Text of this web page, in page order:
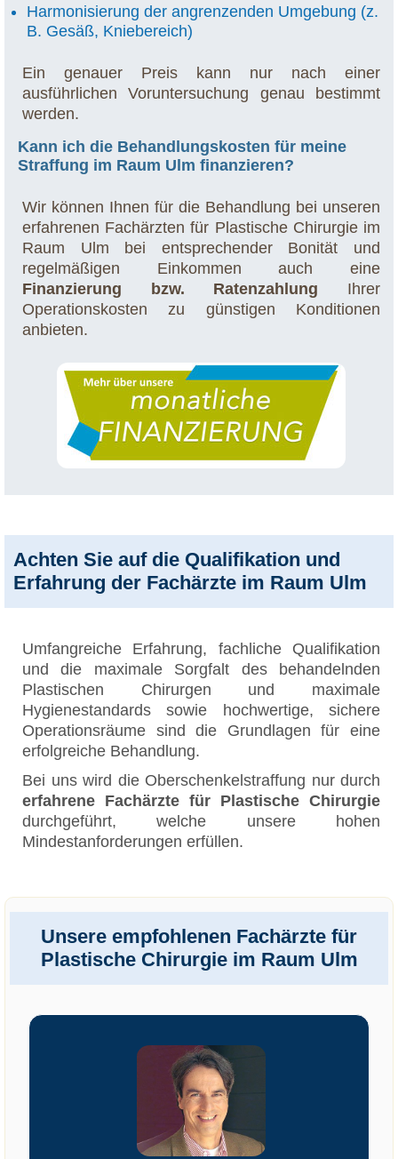
Harmonisierung der angrenzenden Umgebung (z.
B. Gesäß, Kniebereich)
Ein genauer Preis kann nur nach einer
ausführlichen Voruntersuchung genau bestimmt
werden.
Kann ich die Behandlungskosten für meine
Straffung im Raum Ulm finanzieren?
Wir können Ihnen für die Behandlung bei unseren
erfahrenen Fachärzten für Plastische Chirurgie im
Raum Ulm bei entsprechender Bonität und
regelmäßigen Einkommen auch eine
Finanzierung bzw. Ratenzahlung Ihrer
Operationskosten zu günstigen Konditionen
anbieten.
Achten Sie auf die Qualifikation und
Erfahrung der Fachärzte im Raum Ulm
Umfangreiche Erfahrung, fachliche Qualifikation
und die maximale Sorgfalt des behandelnden
Plastischen Chirurgen und maximale
Hygienestandards sowie hochwertige, sichere
Operationsräume sind die Grundlagen für eine
erfolgreiche Behandlung.
Bei uns wird die Oberschenkelstraffung nur durch
erfahrene Fachärzte für Plastische Chirurgie
durchgeführt, welche unsere hohen
Mindestanforderungen erfüllen.
Unsere empfohlenen Fachärzte für
Plastische Chirurgie im Raum Ulm